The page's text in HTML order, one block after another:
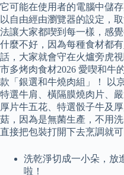
它可能在使用者的電腦中儲
以自由經由瀏覽器的設定，
法讓大家都喫到每一樣，感
什麼不好，因為每種食材都
話，大家就會守在火爐旁虎
市多烤肉食材2026 愛喫和牛
款「銀選和牛燒肉組」！ 以
特選牛肩、橫隔膜燒肉片、
厚片牛五花、特選骰子牛及
菇，因為是無菌生產，不用
直接把包裝打開下去烹調就可
洗乾淨切成一小朵，放
啦！